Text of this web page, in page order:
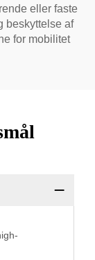
eller faste
beskyttelse af
for mobilitet